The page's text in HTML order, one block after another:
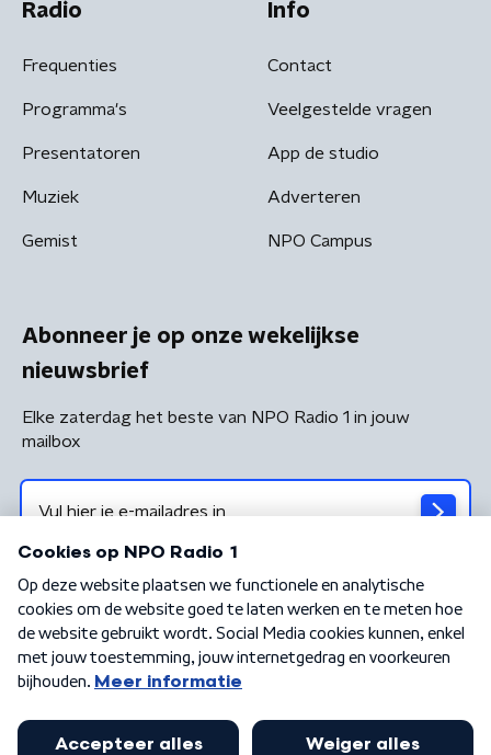
Radio
Frequenties
Programma's
Presentatoren
Muziek
Gemist
Info
Contact
Veelgestelde vragen
App de studio
Adverteren
NPO Campus
Abonneer je op onze wekelijkse
nieuwsbrief
Elke zaterdag het beste van NPO Radio 1 in jouw
mailbox
Algemene voorwaarden Privacybeleid